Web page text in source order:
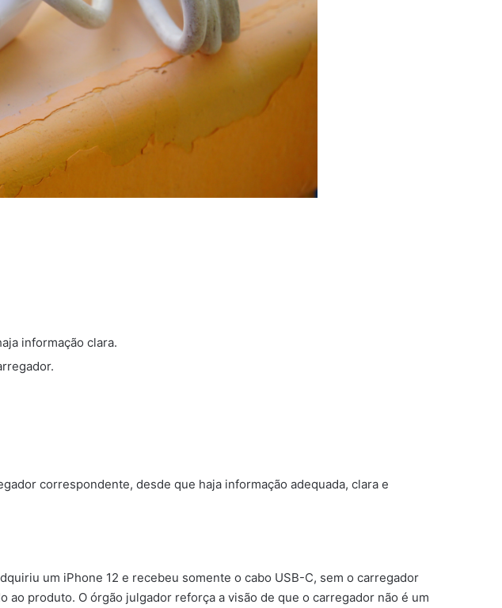
informação clara.
correspondente, desde que haja informação adequada, clara e
um iPhone 12 e recebeu somente o cabo USB-C, sem o carregador
produto. O órgão julgador reforça a visão de que o carregador não é um